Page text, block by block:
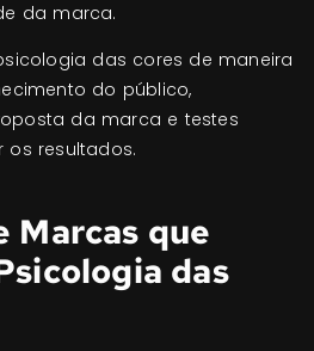
da marca.
das cores de maneira
do público,
da marca e testes
os resultados.
Marcas que
das